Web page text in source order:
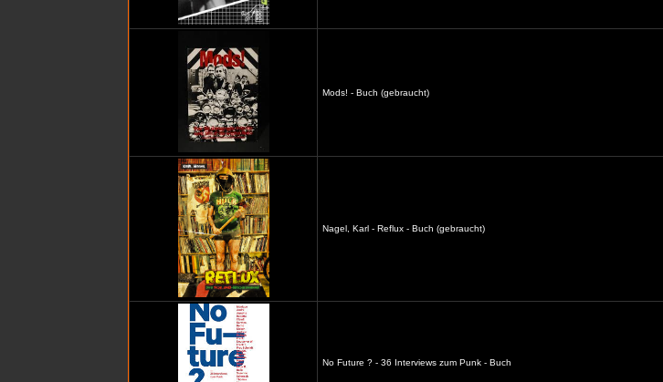
Mods! - Buch (gebraucht)
Nagel, Karl - Reflux - Buch (gebraucht)
No Future ? - 36 Interviews zum Punk - Buch